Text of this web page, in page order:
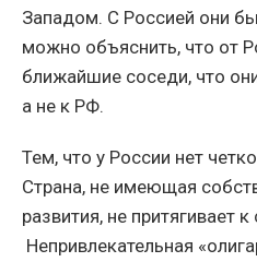
Западом. С Россией они
можно объяснить, что от
ближайшие соседи, что
а не к РФ.
Тем, что у России нет
Страна, не имеющая
развития, не притягивает к
Непривлекательная